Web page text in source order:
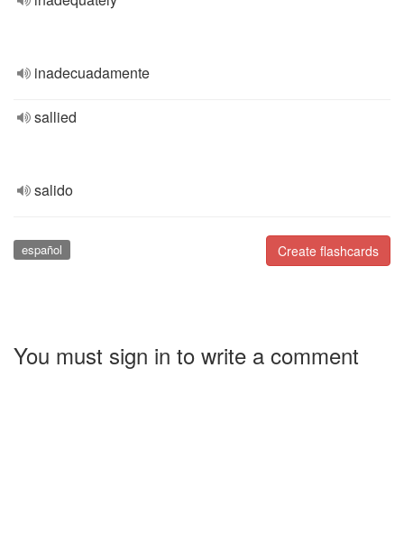
inadecuadamente
sallied
salido
Create flashcards
español
You must sign in to write a comment